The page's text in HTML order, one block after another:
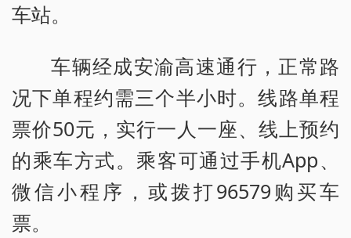
车站。
车辆经成安渝高速通行，正常路
况下单程约需三个半小时。线路单程
票价50元，实行一人一座、线上预约
的乘车方式。乘客可通过手机App、
微信小程序，或拨打96579购买车
票。